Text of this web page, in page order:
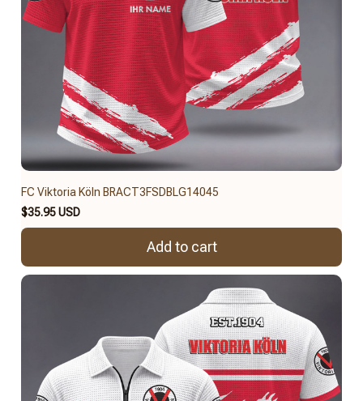
FC Viktoria Köln BRACT3FSDBLG14045
$35.95 USD
Add to cart